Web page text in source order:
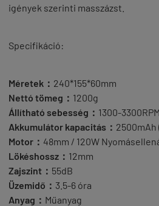
igények szerinti masszázst.
Specifikáció:
Méretek： 240*155*60mm
Nettó tömeg： 1200g
Állítható sebesség： 1300-3300RPM
Akkumulátor kapacitás： 2500mAh
Motor： 48mm / 120W
Lökéshossz： 12mm
Zajszint： 55dB
Üzemidő： 3.5-6 óra
Anyag： Műanyag